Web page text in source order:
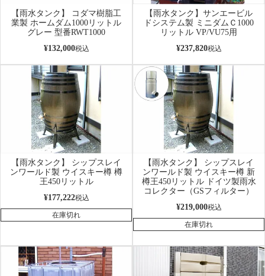
【雨水タンク】 コダマ樹脂工
業製 ホームダム1000リットル
グレー 型番RWT1000
¥132,000税込
【雨水タンク】サンエービル
ドシステム製 ミニダムＣ1000
リットル VP/VU75用
¥237,820税込
【雨水タンク】 シップスレイ
ンワールド製 ウイスキー樽 樽
王450リットル
¥177,222税込
在庫切れ
【雨水タンク】 シップスレイ
ンワールド製 ウイスキー樽 新
樽王450リットル ドイツ製雨水
コレクター（GSフィルター）
¥219,000税込
在庫切れ